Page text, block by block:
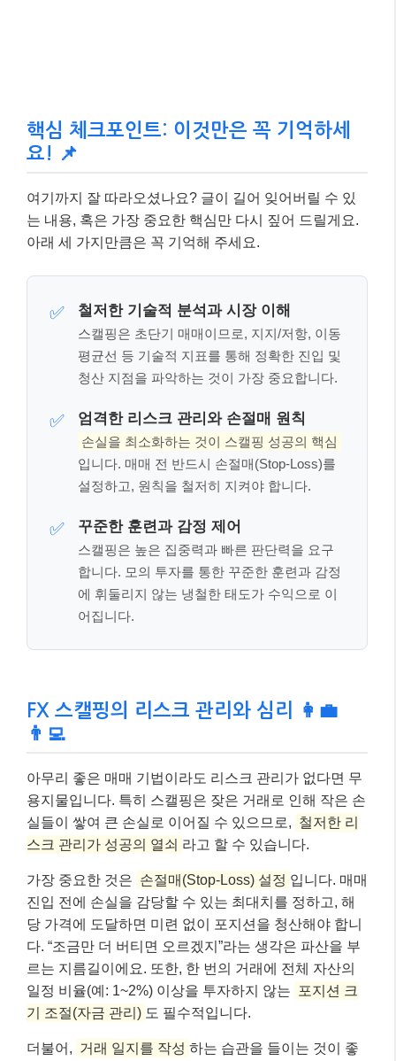
핵심 체크포인트: 이것만은 꼭 기억하세
요! 📌
여기까지 잘 따라오셨나요? 글이 길어 잊어버릴 수 있
는 내용, 혹은 가장 중요한 핵심만 다시 짚어 드릴게요.
아래 세 가지만큼은 꼭 기억해 주세요.
✅ 철저한 기술적 분석과 시장 이해
스캘핑은 초단기 매매이므로, 지지/저항, 이동
평균선 등 기술적 지표를 통해 정확한 진입 및
청산 지점을 파악하는 것이 가장 중요합니다.
✅ 엄격한 리스크 관리와 손절매 원칙
손실을 최소화하는 것이 스캘핑 성공의 핵심
입니다. 매매 전 반드시 손절매(Stop-Loss)를
설정하고, 원칙을 철저히 지켜야 합니다.
✅ 꾸준한 훈련과 감정 제어
스캘핑은 높은 집중력과 빠른 판단력을 요구
합니다. 모의 투자를 통한 꾸준한 훈련과 감정
에 휘둘리지 않는 냉철한 태도가 수익으로 이
어집니다.
FX 스캘핑의 리스크 관리와 심리 👩‍💼
👨‍💻
아무리 좋은 매매 기법이라도 리스크 관리가 없다면 무
용지물입니다. 특히 스캘핑은 잦은 거래로 인해 작은 손
실들이 쌓여 큰 손실로 이어질 수 있으므로, 철저한 리
스크 관리가 성공의 열쇠 라고 할 수 있습니다.
가장 중요한 것은 손절매(Stop-Loss) 설정 입니다. 매매
진입 전에 손실을 감당할 수 있는 최대치를 정하고, 해
당 가격에 도달하면 미련 없이 포지션을 청산해야 합니
다. “조금만 더 버티면 오르겠지”라는 생각은 파산을 부
르는 지름길이에요. 또한, 한 번의 거래에 전체 자산의
일정 비율(예: 1~2%) 이상을 투자하지 않는
포지션 크
기 조절(자금 관리) 도 필수적입니다.
더불어, 거래 일지를 작성 하는 습관을 들이는 것이 좋